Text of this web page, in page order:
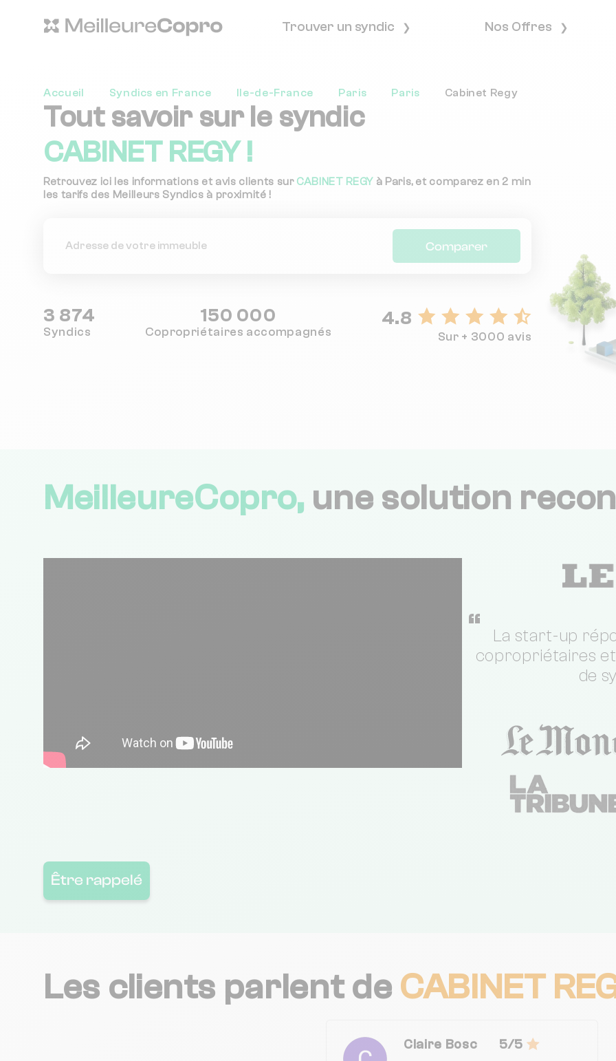
Trouver un syndic Nos Offres
Accueil Syndics en France Ile-de-France Paris Paris Cabinet Regy
Tout savoir sur le syndic
CABINET REGY !
Retrouvez ici les informations et avis clients sur CABINET REGYà Paris, et comparez en 2 min
les tarifs des Meilleurs Syndics à proximité !
Comparer
3 874
Syndics
150 000
Copropriétaires accompagnés
4.8
Sur + 3000 avis
MeilleureCopro, une solution
“
La start-up
copropriétaires
de
Être rappelé
Les clients parlent de CABINET
Claire Bosc 5/5